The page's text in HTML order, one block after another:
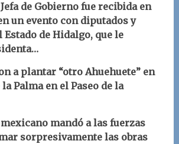
de Gobierno fue recibida en
un evento con diputados y
Estado de Hidalgo, que le
a plantar “otro Ahuehuete” en
Palma en el Paseo de la
mandó a las fuerzas
sorpresivamente las obras